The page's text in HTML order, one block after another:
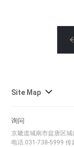
Site Map 사
맵
전
询问
京畿道城南市盆唐区
电话.031-738-5999 传